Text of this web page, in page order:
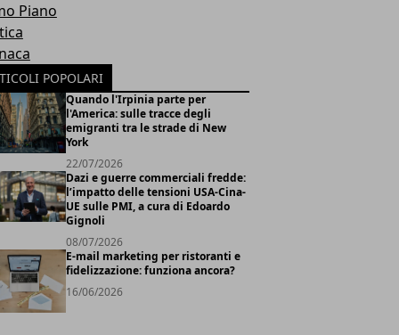
Piano
POPOLARI
Quando l'Irpinia parte per
l'America: sulle tracce degli
emigranti tra le strade di New
York
22/07/2026
Dazi e guerre commerciali fredde:
l’impatto delle tensioni USA-Cina-
UE sulle PMI, a cura di Edoardo
Gignoli
08/07/2026
E-mail marketing per ristoranti e
fidelizzazione: funziona ancora?
16/06/2026